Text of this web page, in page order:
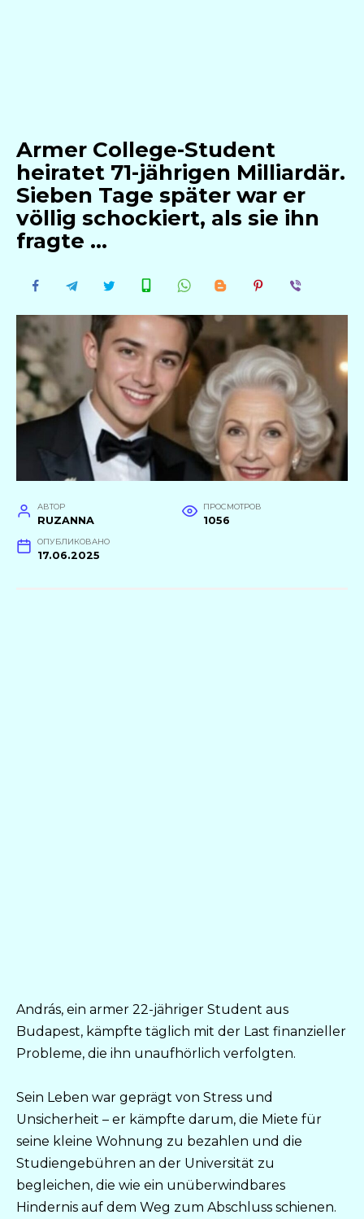
Armer College-Student
heiratet 71-jährigen Milliardär.
Sieben Tage später war er
völlig schockiert, als sie ihn
fragte …
АВТОР
RUZANNA
ПРОСМОТРОВ
1056
ОПУБЛИКОВАНО
17.06.2025
András, ein armer 22-jähriger Student aus
Budapest, kämpfte täglich mit der Last finanzieller
Probleme, die ihn unaufhörlich verfolgten.
Sein Leben war geprägt von Stress und
Unsicherheit – er kämpfte darum, die Miete für
seine kleine Wohnung zu bezahlen und die
Studiengebühren an der Universität zu
begleichen, die wie ein unüberwindbares
Hindernis auf dem Weg zum Abschluss schienen.